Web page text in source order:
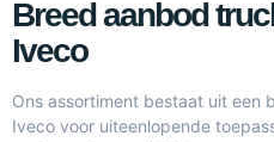
Breed aanbod
Iveco
Ons assortiment bestaat uit een
Iveco voor uiteenlopende